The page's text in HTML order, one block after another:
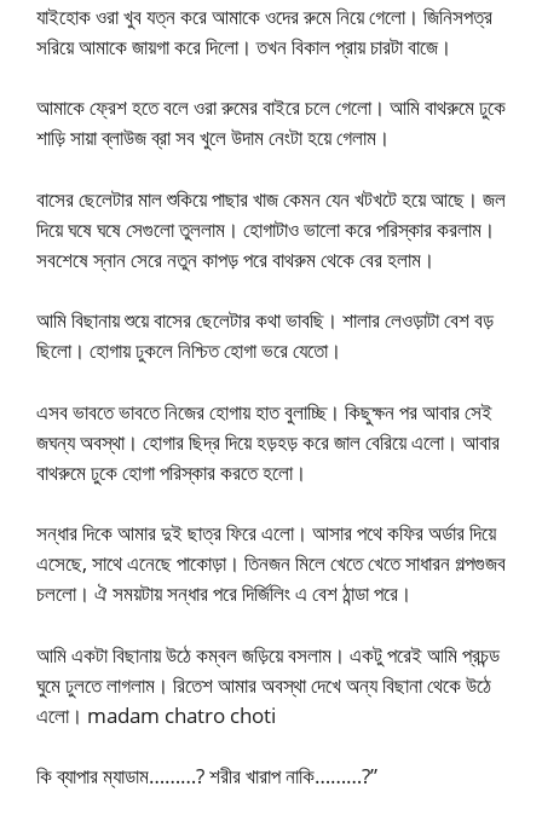
যাইহোক ওরা খুব যত্ন করে আমাকে ওদের রুমে নিয়ে গেলো। জিনিসপত্র
সরিয়ে আমাকে জায়গা করে দিলো। তখন বিকাল প্রায় চারটা বাজে।
আমাকে ফ্রেশ হতে বলে ওরা রুমের বাইরে চলে গেলো। আমি বাথরুমে ঢুকে
শাড়ি সায়া ব্লাউজ ব্রা সব খুলে উদাম নেংটা হয়ে গেলাম।
বাসের ছেলেটার মাল শুকিয়ে পাছার খাজ কেমন যেন খটখটে হয়ে আছে। জল
দিয়ে ঘষে ঘষে সেগুলো তুললাম। হোগাটাও ভালো করে পরিস্কার করলাম।
সবশেষে স্নান সেরে নতুন কাপড় পরে বাথরুম থেকে বের হলাম।
আমি বিছানায় শুয়ে বাসের ছেলেটার কথা ভাবছি। শালার লেওড়াটা বেশ বড়
ছিলো। হোগায় ঢুকলে নিশ্চিত হোগা ভরে যেতো।
এসব ভাবতে ভাবতে নিজের হোগায় হাত বুলাচ্ছি। কিছুক্ষন পর আবার সেই
জঘন্য অবস্থা। হোগার ছিদ্র দিয়ে হড়হড় করে জাল বেরিয়ে এলো। আবার
বাথরুমে ঢুকে হোগা পরিস্কার করতে হলো।
সন্ধার দিকে আমার দুই ছাত্র ফিরে এলো। আসার পথে কফির অর্ডার দিয়ে
এসেছে, সাথে এনেছে পাকোড়া। তিনজন মিলে খেতে খেতে সাধারন গল্পগুজব
চললো। ঐ সময়টায় সন্ধার পরে দির্জিলিং এ বেশ ঠান্ডা পরে।
আমি একটা বিছানায় উঠে কম্বল জড়িয়ে বসলাম। একটু পরেই আমি প্রচন্ড
ঘুমে ঢুলতে লাগলাম। রিতেশ আমার অবস্থা দেখে অন্য বিছানা থেকে উঠে
এলো। madam chatro choti
কি ব্যাপার ম্যাডাম………? শরীর খারাপ নাকি………?”